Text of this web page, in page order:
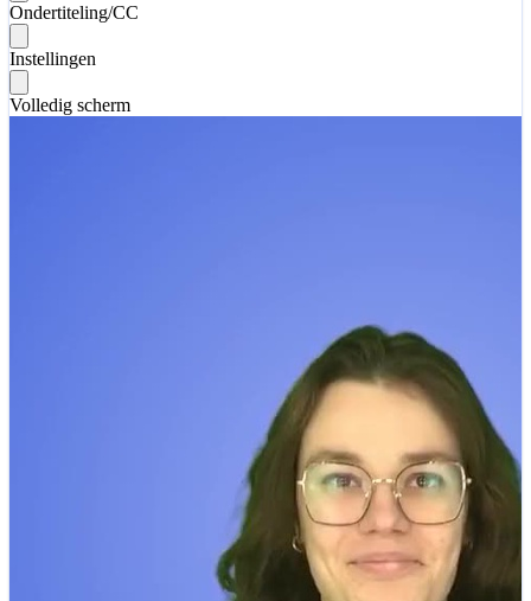
Ondertiteling/CC
Instellingen
Volledig scherm